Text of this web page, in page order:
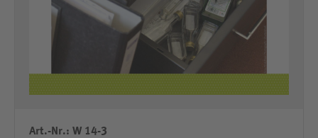
Art.-Nr.: W 14-3